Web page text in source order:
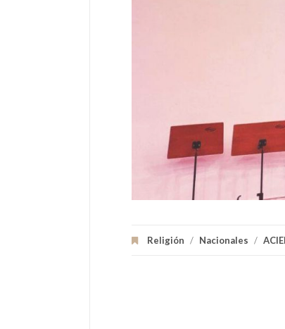
Religión / Nacionales /